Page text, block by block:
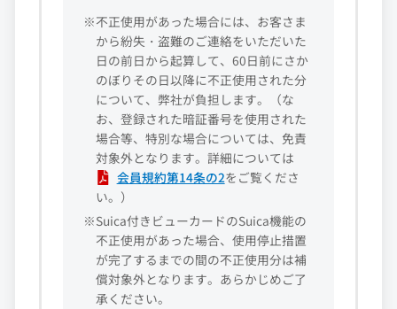
※不正使用があった場合には、お客さま
から紛失・盗難のご連絡をいただいた
日の前日から起算して、60日前にさか
のぼりその日以降に不正使用された分
について、弊社が負担します。（な
お、登録された暗証番号を使用された
場合等、特別な場合については、免責
対象外となります。詳細については
会員規約第14条の2をご覧くださ
い。）
※Suica付きビューカードのSuica機能の
不正使用があった場合、使用停止措置
が完了するまでの間の不正使用分は補
償対象外となります。あらかじめご了
承ください。